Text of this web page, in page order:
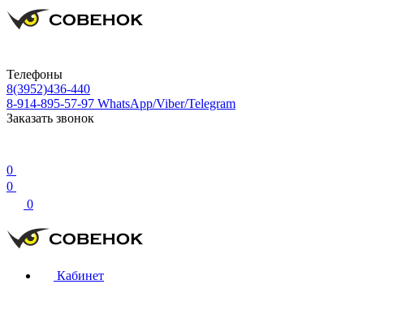
Телефоны
8(3952)436-440
8-914-895-57-97 WhatsApp/Viber/Telegram
Заказать звонок
0
0
0
Кабинет